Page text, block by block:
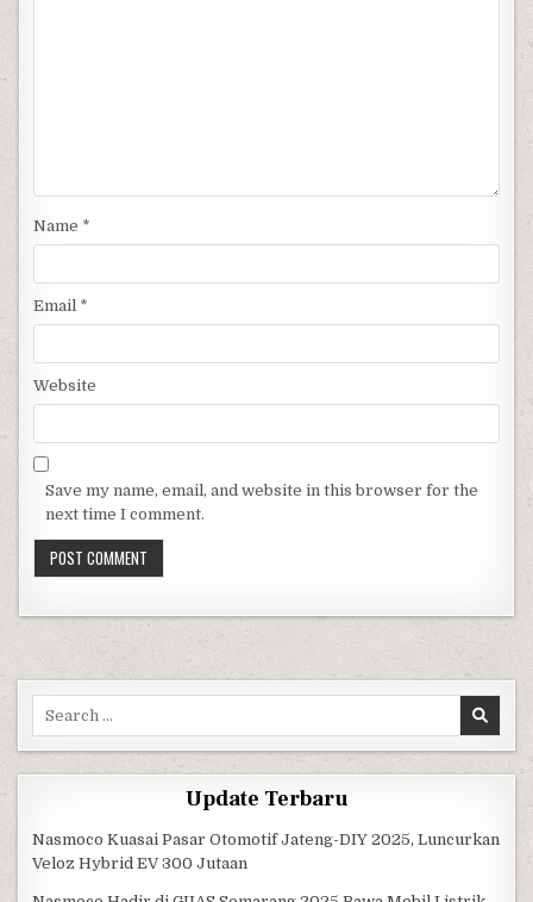
Name *
Email *
Website
Save my name, email, and website in this browser for the
next time I comment.
Update Terbaru
Nasmoco Kuasai Pasar Otomotif Jateng-DIY 2025, Luncurkan
Veloz Hybrid EV 300 Jutaan